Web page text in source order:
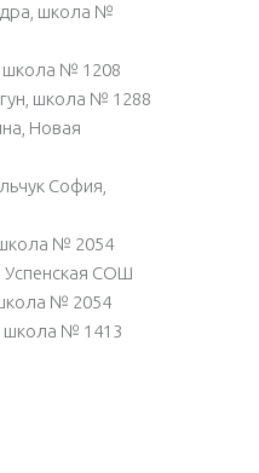
школа №
№ 1208
школа № 1288
Новая
София,
№ 2054
СОШ
№ 2054
школа № 1413